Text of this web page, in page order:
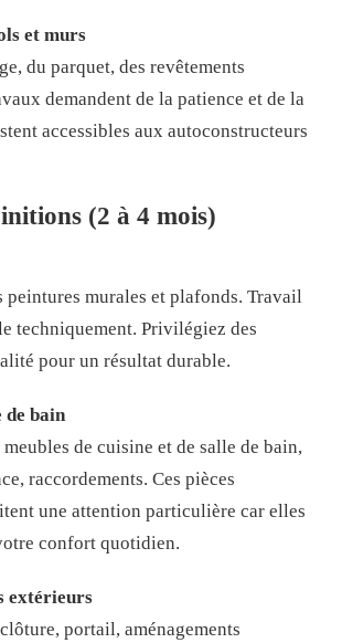
et murs
du parquet, des revêtements
demandent de la patience et de la
accessibles aux autoconstructeurs
(2 à 4 mois)
murales et plafonds. Travail
techniquement. Privilégiez des
pour un résultat durable.
de bain
de cuisine et de salle de bain,
raccordements. Ces pièces
une attention particulière car elles
confort quotidien.
extérieurs
portail, aménagements